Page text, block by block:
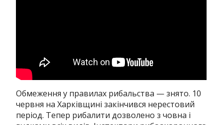
Обмеження у правилах рибальства — знято. 10
червня на Харківщині закінчився нерестовий
період. Тепер рибалити дозволено з човна і